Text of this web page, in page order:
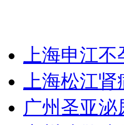
上海申江
上海松江
广州圣亚泌